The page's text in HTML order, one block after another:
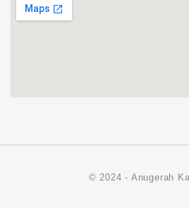
© 2024 - Anugerah